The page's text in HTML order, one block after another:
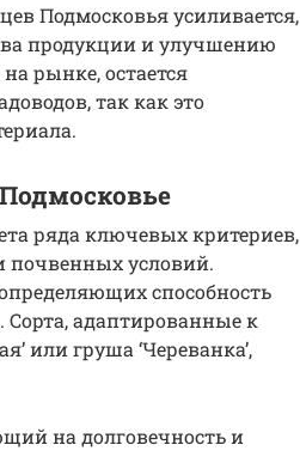
Подмосковья усиливается,
продукции и улучшению
рынке, остается
так как это
ряда ключевых критериев,
почвенных условий.
способность
адаптированные к
или груша ‘Череванкa’,
на долговечность и